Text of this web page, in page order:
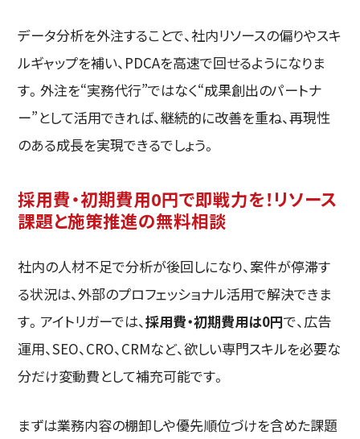
データ分析を外注することで、社内リソースの偏りやスキ
ルギャップを補い、PDCAを高速で回せるようになりま
す。外注を“実務代行”ではなく“成果創出のパートナ
ー”として活用できれば、継続的に改善を重ね、再現性
のある成長を実現できるでしょう。
採用費・初期費用0円で即戦力を！リソース
課題と施策推進の無料相談
社内の人材不足で分析が後回しになり、案件が停滞す
る状況は、外部のプロフェッショナル活用で解決できま
す。アイトリガーでは、採用費・初期費用は0円で、広告
運用、SEO、CRO、CRMなど、欲しい専門スキルを必要な
分だけ変動費として補充可能です。
まずは業務内容の棚卸しや優先順位づけを含めた課題